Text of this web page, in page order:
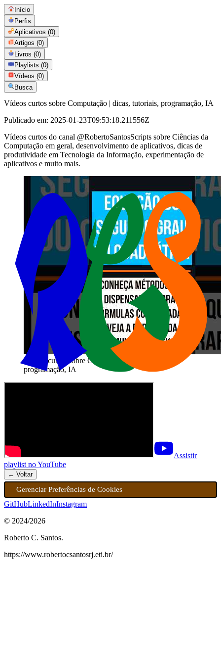
Início
Perfis
Aplicativos (0)
Artigos (0)
Livros (0)
Playlists (0)
Vídeos (0)
Busca
Vídeos curtos sobre Computação | dicas, tutoriais, programação, IA
Publicado em: 2025-01-23T09:53:18.211556Z
Vídeos curtos do canal @RobertoSantosScripts sobre Ciências da
Computação em geral, desenvolvimento de aplicativos, dicas de
produtividade em Tecnologia da Informação, experimentação de
aplicativos e muito mais.
Vídeos curtos sobre Computação | dicas, tutoriais,
programação, IA
Assistir
playlist no YouTube
← Voltar
Gerenciar Preferências de Cookies
GitHubLinkedInInstagram
© 2024/2026
Roberto C. Santos.
https://www.robertocsantosrj.eti.br/